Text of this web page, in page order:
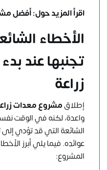
اقرأ المزيد حول:أفضل
الأخطاء
تجنبها عند
زراعة
إطلاقمشروع معدات
واعدة، لكنه في الوقت
الشائعة التي قد تؤدي
عوائده. فيما يلي أبرز
المشروع: